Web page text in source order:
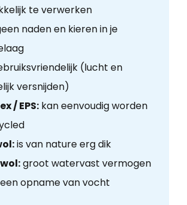
te verwerken
naden en kieren in je
(lucht en
versnijden)
/ EPS:kan eenvoudig worden
is van nature erg dik
groot watervast vermogen
opname van vocht